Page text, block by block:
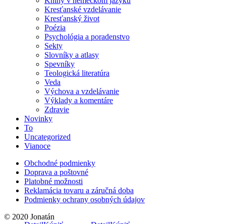
Kresťanské vzdelávanie
Kresťanský život
Poézia
Psychológia a poradenstvo
Sekty
Slovníky a atlasy
Spevníky
Teologická literatúra
Veda
Výchova a vzdelávanie
Výklady a komentáre
Zdravie
Novinky
To
Uncategorized
Vianoce
Obchodné podmienky
Doprava a poštovné
Platobné možnosti
Reklamácia tovaru a záručná doba
Podmienky ochrany osobných údajov
© 2020 Jonatán